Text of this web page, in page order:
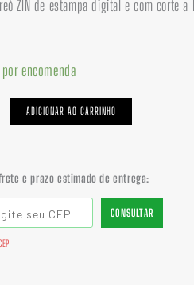
ZIN de estampa digital e com corte
encomenda
ADICIONAR AO CARRINHO
e prazo estimado de entrega:
CONSULTAR